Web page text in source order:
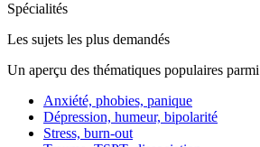
Spécialités
Les sujets les plus demandés
Un aperçu des thématiques populaires
Anxiété, phobies, panique
Dépression, humeur, bipolarité
Stress, burn-out